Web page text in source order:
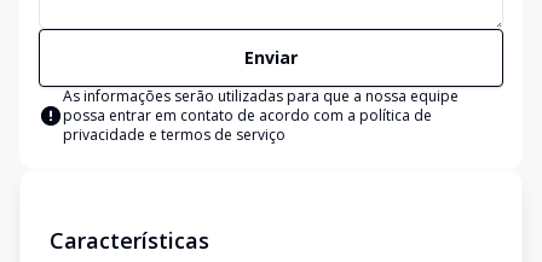
Enviar
As informações serão utilizadas para que a nossa equipe
possa entrar em contato de acordo com a política de
privacidade e termos de serviço
Características